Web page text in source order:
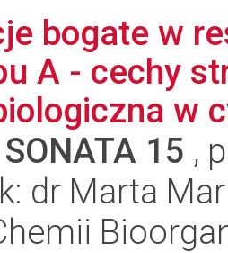
bogate w
A - cechy
w
SONATA 15 ,
dr Marta